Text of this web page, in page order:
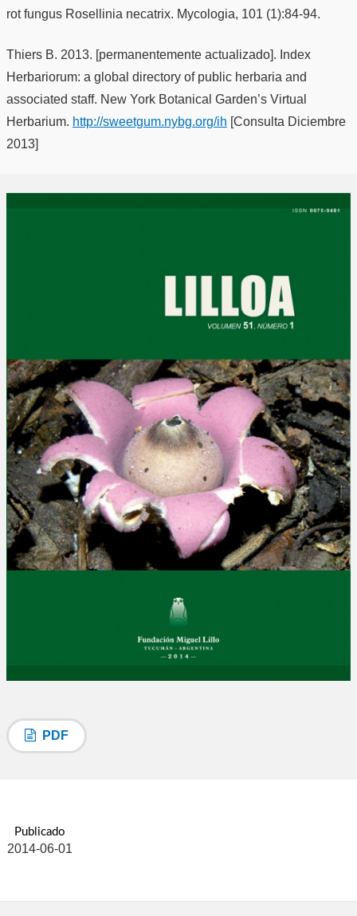
rot fungus Rosellinia necatrix. Mycologia, 101 (1):84-94.
Thiers B. 2013. [permanentemente actualizado]. Index
Herbariorum: a global directory of public herbaria and
associated staff. New York Botanical Garden’s Virtual
Herbarium. http://sweetgum.nybg.org/ih [Consulta Diciembre
2013]
PDF
Publicado
2014-06-01